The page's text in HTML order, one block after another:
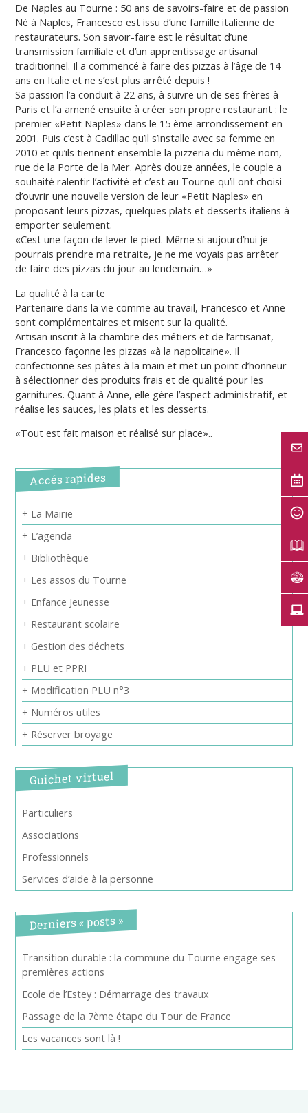
De Naples au Tourne : 50 ans de savoirs-faire et de passion
Né à Naples, Francesco est issu d’une famille italienne de
restaurateurs. Son savoir-faire est le résultat d’une
transmission familiale et d’un apprentissage artisanal
traditionnel. Il a commencé à faire des pizzas à l’âge de 14
ans en Italie et ne s’est plus arrêté depuis !
Sa passion l’a conduit à 22 ans, à suivre un de ses frères à
Paris et l’a amené ensuite à créer son propre restaurant : le
premier «Petit Naples» dans le 15 ème arrondissement en
2001. Puis c’est à Cadillac qu’il s’installe avec sa femme en
2010 et qu’ils tiennent ensemble la pizzeria du même nom,
rue de la Porte de la Mer. Après douze années, le couple a
souhaité ralentir l’activité et c’est au Tourne qu’il ont choisi
d’ouvrir une nouvelle version de leur «Petit Naples» en
proposant leurs pizzas, quelques plats et desserts italiens à
emporter seulement.
«Cest une façon de lever le pied. Même si aujourd’hui je
pourrais prendre ma retraite, je ne me voyais pas arrêter
de faire des pizzas du jour au lendemain…»
La qualité à la carte
Partenaire dans la vie comme au travail, Francesco et Anne
sont complémentaires et misent sur la qualité.
Artisan inscrit à la chambre des métiers et de l’artisanat,
Francesco façonne les pizzas «à la napolitaine». Il
confectionne ses pâtes à la main et met un point d’honneur
à sélectionner des produits frais et de qualité pour les
garnitures. Quant à Anne, elle gère l’aspect administratif, et
réalise les sauces, les plats et les desserts.
«Tout est fait maison et réalisé sur place»..
Accés rapides
+ La Mairie
+ L’agenda
+ Bibliothèque
+ Les assos du Tourne
+ Enfance Jeunesse
+ Restaurant scolaire
+ Gestion des déchets
+ PLU et PPRI
+ Modification PLU n°3
+ Numéros utiles
+ Réserver broyage
Guichet virtuel
Particuliers
Associations
Professionnels
Services d’aide à la personne
Derniers « posts »
Transition durable : la commune du Tourne engage ses
premières actions
Ecole de l’Estey : Démarrage des travaux
Passage de la 7ème étape du Tour de France
Les vacances sont là !